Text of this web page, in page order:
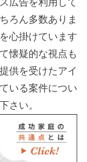
広告を利用して
ろん多数ありま
心掛けています
懐疑的な視点も
供を受けたアイ
いる案件につい
さい。